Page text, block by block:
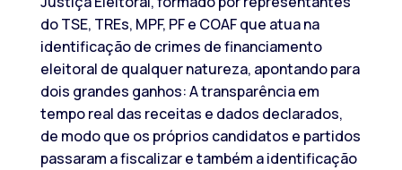
do TSE, TREs, MPF, PF e COAF que atua na
identificação de crimes de financiamento
eleitoral de qualquer natureza, apontando para
dois grandes ganhos: A transparência em
tempo real das receitas e dados declarados,
de modo que os próprios candidatos e partidos
passaram a fiscalizar e também a identificação